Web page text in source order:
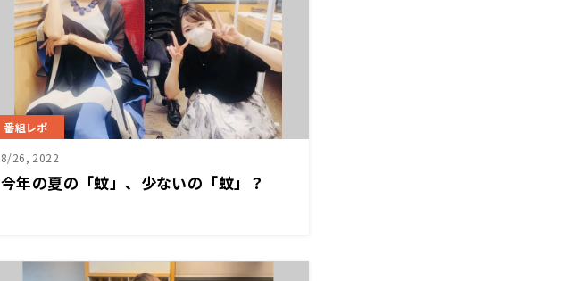
番組レポ
8/26, 2022
今年の夏の「蚊」、少ないの「蚊」？